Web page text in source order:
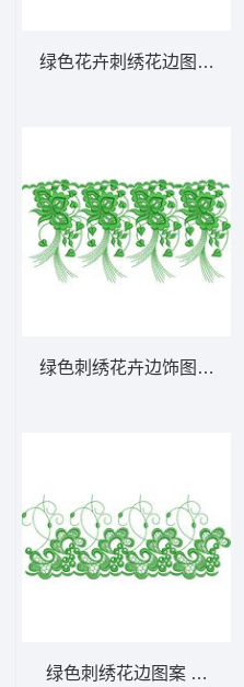
绿色花卉刺绣花边图案 免
绿色刺绣花卉边饰图案 免
绿色刺绣花边图案 免费